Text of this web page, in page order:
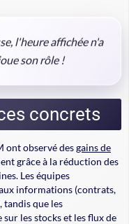
l'heure affichée n'a
son rôle !
concrets
ont observé desgains de
grâce à la réduction des
Les équipes
informations (contrats,
tandis que les
les stocks et les flux de